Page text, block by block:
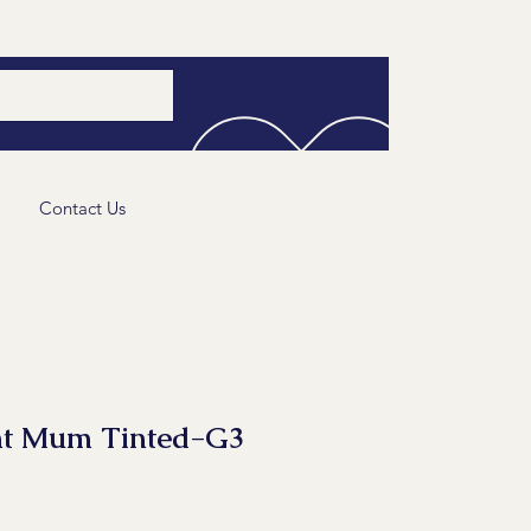
Contact Us
Mum Tinted-G3